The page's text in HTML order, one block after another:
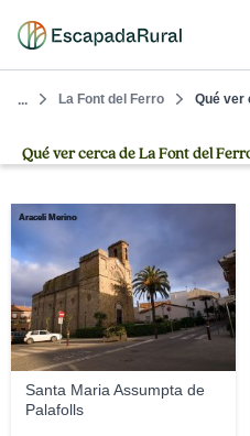
... La Font del Ferro Qué ver
Qué ver cerca de La Font del
Santa Maria Assumpta de
Palafolls
Araceli Merino